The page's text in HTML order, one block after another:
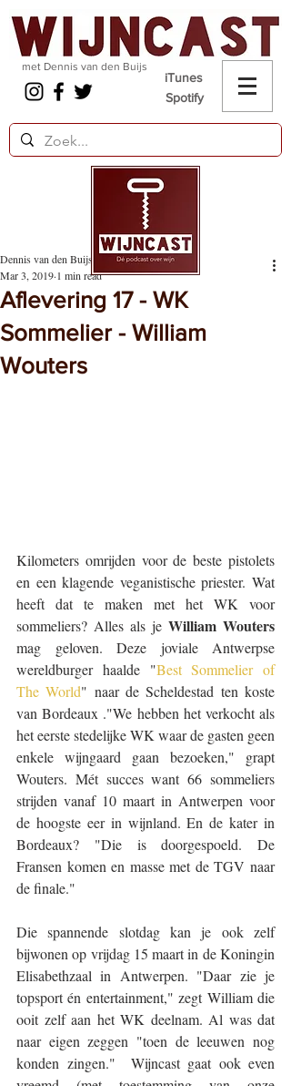
met Dennis van den Buijs
iTunes
Spotify
Aflevering 17 - WK
Sommelier - William
Wouters
Dennis van den Buijs
Mar 3, 2019 1 min read
Kilometers omrijden voor de beste pistolets
en een klagende veganistische priester. Wat
heeft dat te maken met het WK voor
sommeliers? Alles als je William Wouters
mag geloven. Deze joviale Antwerpse
wereldburger haalde "Best Sommelier of
The World" naar de Scheldestad ten koste
van Bordeaux ."We hebben het verkocht als
het eerste stedelijke WK waar de gasten geen
enkele wijngaard gaan bezoeken," grapt
Wouters. Mét succes want 66 sommeliers
strijden vanaf 10 maart in Antwerpen voor
de hoogste eer in wijnland. En de kater in
Bordeaux? "Die is doorgespoeld. De
Fransen komen en masse met de TGV naar
de finale."
Die spannende slotdag kan je ook zelf
bijwonen op vrijdag 15 maart in de Koningin
Elisabethzaal in Antwerpen. "Daar zie je
topsport én entertainment," zegt William die
ooit zelf aan het WK deelnam. Al was dat
naar eigen zeggen "toen de leeuwen nog
konden zingen."  Wijncast gaat ook even